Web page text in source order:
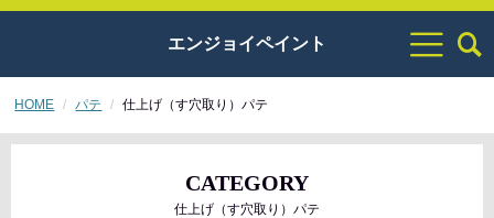
エンジョイペイント
HOME パテ 仕上げ（す穴取り）パテ
CATEGORY
仕上げ（す穴取り）パテ